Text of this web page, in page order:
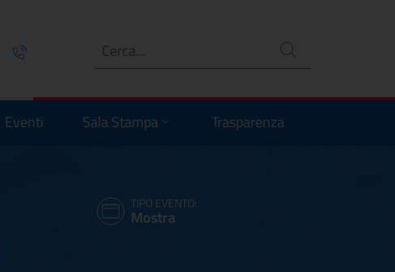
Telefono Ricerca
Eventi Sala Stampa Trasparenza
TIPO EVENTO:
Mostra